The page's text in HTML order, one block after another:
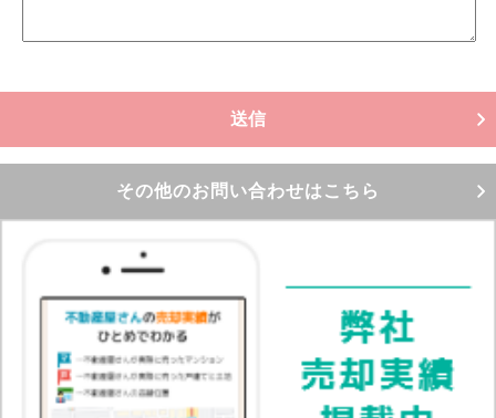
その他のお問い合わせはこちら